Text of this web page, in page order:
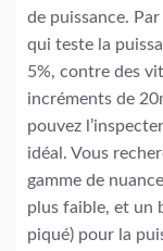
de puissance.
qui teste la
5%, contre des
incréments de
pouvez
idéal. Vous
gamme de
plus faible, et un
piqué) pour la